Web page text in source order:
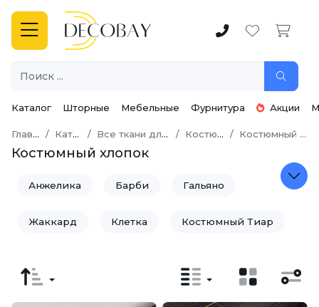
Каталог Шторные Мебельные Фурнитура Акции
Главная Каталог Все ткани для шитья Костюмная Костюмный Хлопок
Костюмный хлопок
Анжелика Барби Гальяно
Жаккард Клетка Костюмный Тиар